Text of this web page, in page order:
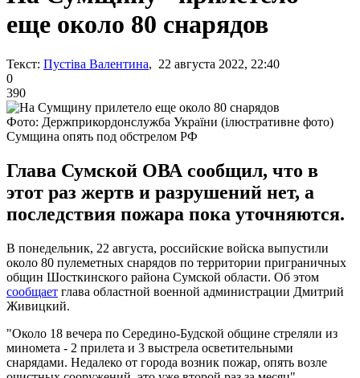
еще около 80 снарядов
Текст: Пустіва Валентина, 22 августа 2022, 22:40
0
390
Фото: Держприкордонслужба України (ілюстративне фото)
Сумщина опять под обстрелом РФ
Глава Сумской ОВА сообщил, что в
этот раз жертв и разрушений нет, а
последствия пожара пока уточняются.
В понедельник, 22 августа, российские войска выпустили
около 80 пулеметных снарядов по территории приграничных
общин Шосткинского района Сумской области. Об этом
сообщает глава областной военной администрации Дмитрий
Живицкий.
"Около 18 вечера по Середино-Будской общине стреляли из
миномета - 2 прилета и 3 выстрела осветительными
снарядами. Недалеко от города возник пожар, опять возле